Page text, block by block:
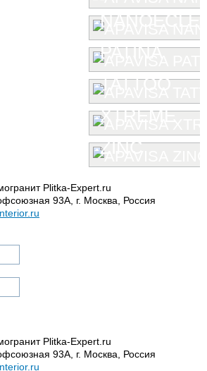
PATINA
TATTOO
XTREME
ZINC
Plitka-Expert.ru
93А г. Москва
Россия
Plitka-Expert.ru
93А г. Москва
Россия